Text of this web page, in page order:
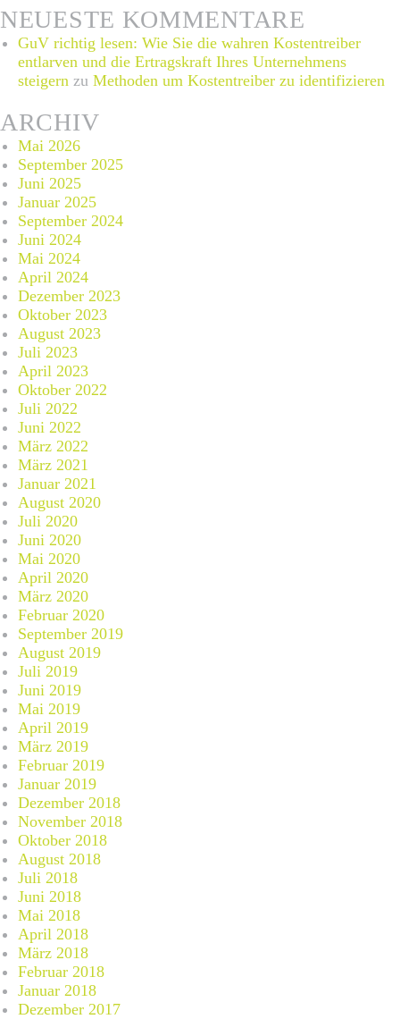
NEUESTE KOMMENTARE
GuV richtig lesen: Wie Sie die wahren Kostentreiber
entlarven und die Ertragskraft Ihres Unternehmens
steigern zu Methoden um Kostentreiber zu identifizieren
ARCHIV
Mai 2026
September 2025
Juni 2025
Januar 2025
September 2024
Juni 2024
Mai 2024
April 2024
Dezember 2023
Oktober 2023
August 2023
Juli 2023
April 2023
Oktober 2022
Juli 2022
Juni 2022
März 2022
März 2021
Januar 2021
August 2020
Juli 2020
Juni 2020
Mai 2020
April 2020
März 2020
Februar 2020
September 2019
August 2019
Juli 2019
Juni 2019
Mai 2019
April 2019
März 2019
Februar 2019
Januar 2019
Dezember 2018
November 2018
Oktober 2018
August 2018
Juli 2018
Juni 2018
Mai 2018
April 2018
März 2018
Februar 2018
Januar 2018
Dezember 2017